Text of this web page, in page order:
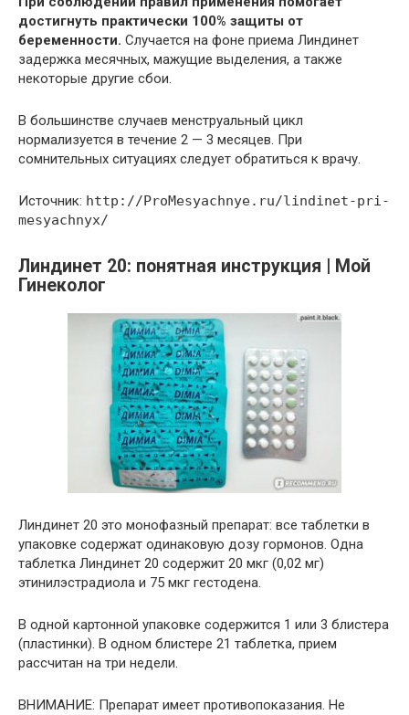
достигнуть практически 100% защиты от
беременности. Случается на фоне приема Линдинет
задержка месячных, мажущие выделения, а также
некоторые другие сбои.
В большинстве случаев менструальный цикл
нормализуется в течение 2 — 3 месяцев. При
сомнительных ситуациях следует обратиться к врачу.
Источник: http://ProMesyachnye.ru/lindinet-pri-
mesyachnyx/
Линдинет 20: понятная инструкция | Мой
Гинеколог
Линдинет 20 это монофазный препарат: все таблетки в
упаковке содержат одинаковую дозу гормонов. Одна
таблетка Линдинет 20 содержит 20 мкг (0,02 мг)
этинилэстрадиола и 75 мкг гестодена.
В одной картонной упаковке содержится 1 или 3 блистера
(пластинки). В одном блистере 21 таблетка, прием
рассчитан на три недели.
ВНИМАНИЕ: Препарат имеет противопоказания. Не